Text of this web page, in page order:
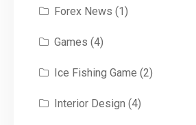
Forex News (1)
Games (4)
Ice Fishing Game (2)
Interior Design (4)